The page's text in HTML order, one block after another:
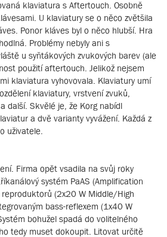
klaviatura s Aftertouch. Osobně
U klaviatury se o něco zvětšila
Ponor kláves byl o něco hlubší. Hra
Problémy nebyly ani s
u syňtákových zvukových barev (ale
použití aftertouch. Jelikož nejsem
klaviatura vyhovovala. Klaviatury umí
klaviatury, vrstvení zvuků,
další. Skvělé je, že Korg nabídl
a dvě varianty vyvážení. Každá z
uživatele.
Firma opět vsadila na svůj roky
systém PaAS (Amplification
reproduktorů (2x20 W Middle/High
bass-reflexem (1x40 W
bohužel spadá do volitelného
tedy muset dokoupit. Litovat určitě